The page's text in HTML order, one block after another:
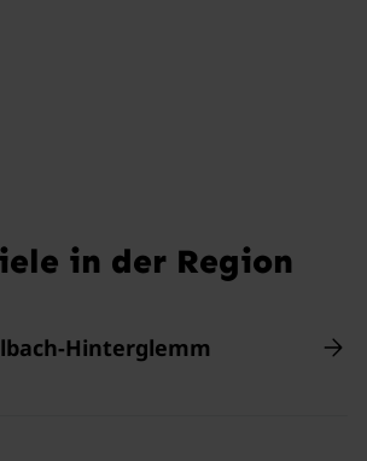
in der Region
Hinterglemm